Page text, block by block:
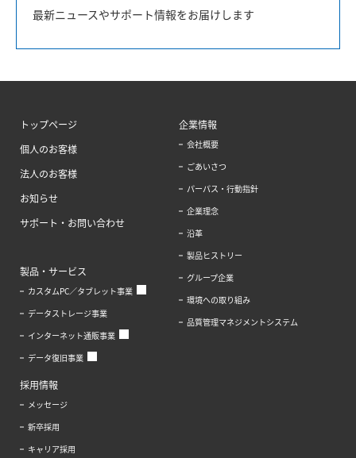
最新ニュースやサポート情報をお届けします
トップページ
個人のお客様
法人のお客様
お知らせ
サポート・お問い合わせ
製品・サービス
カスタムPC／タブレット事業
データストレージ事業
インターネット通販事業
データ復旧事業
企業情報
会社概要
ごあいさつ
パーパス・行動指針
企業理念
沿革
製品ヒストリー
グループ企業
環境への取り組み
品質管理マネジメントシステム
採用情報
メッセージ
新卒採用
キャリア採用